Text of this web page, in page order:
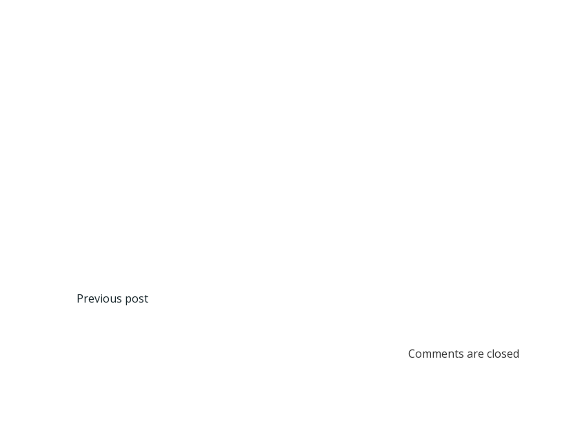
Beitragsnavigation
Previous post
Comments are closed